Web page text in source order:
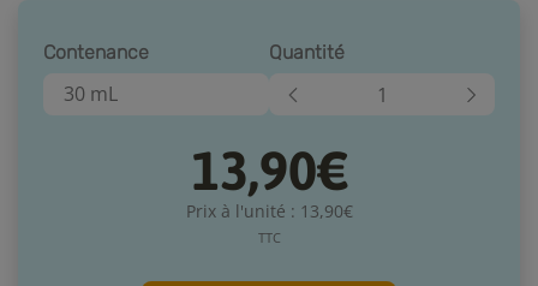
Contenance
30 mL
Quantité
13,90€
Prix à l'unité : 13,90€
TTC